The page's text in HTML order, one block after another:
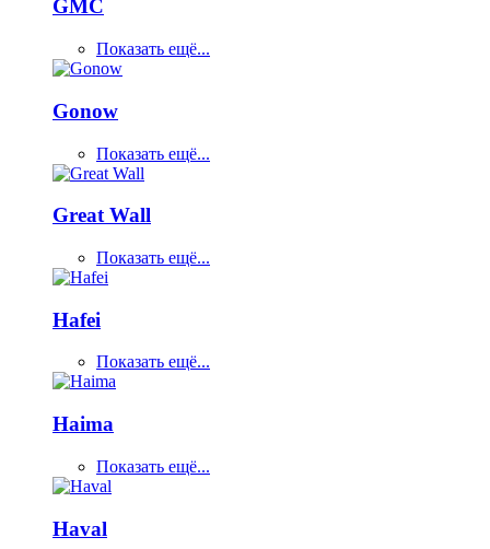
GMC
Показать ещё...
Gonow
Показать ещё...
Great Wall
Показать ещё...
Hafei
Показать ещё...
Haima
Показать ещё...
Haval